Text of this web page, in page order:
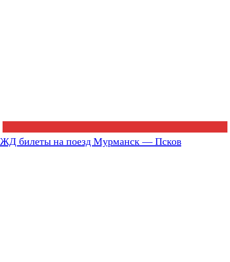
ЖД билеты на поезд Мурманск — Псков